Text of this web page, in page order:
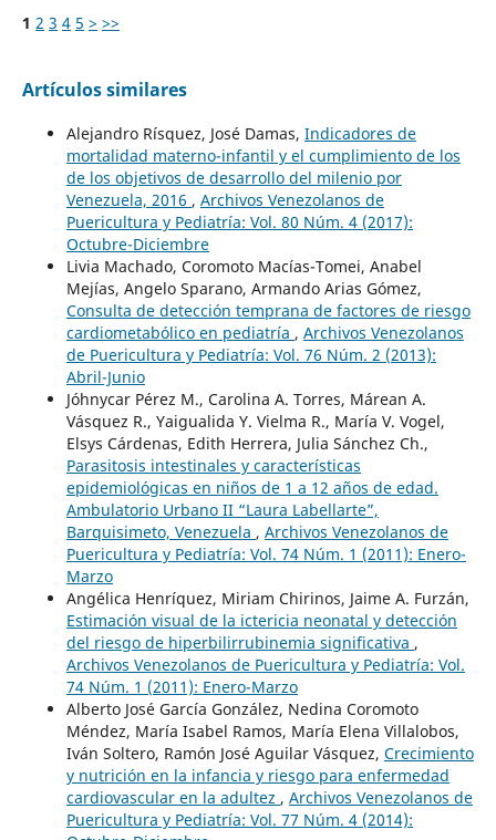
1 2 3 4 5 > >>
Artículos similares
Alejandro Rísquez, José Damas, Indicadores de
mortalidad materno-infantil y el cumplimiento de los
de los objetivos de desarrollo del milenio por
Venezuela, 2016 , Archivos Venezolanos de
Puericultura y Pediatría: Vol. 80 Núm. 4 (2017):
Octubre-Diciembre
Livia Machado, Coromoto Macías-Tomei, Anabel
Mejías, Angelo Sparano, Armando Arias Gómez,
Consulta de detección temprana de factores de riesgo
cardiometabólico en pediatría , Archivos Venezolanos
de Puericultura y Pediatría: Vol. 76 Núm. 2 (2013):
Abril-Junio
Jóhnycar Pérez M., Carolina A. Torres, Márean A.
Vásquez R., Yaigualida Y. Vielma R., María V. Vogel,
Elsys Cárdenas, Edith Herrera, Julia Sánchez Ch.,
Parasitosis intestinales y características
epidemiológicas en niños de 1 a 12 años de edad.
Ambulatorio Urbano II “Laura Labellarte”,
Barquisimeto, Venezuela , Archivos Venezolanos de
Puericultura y Pediatría: Vol. 74 Núm. 1 (2011): Enero-
Marzo
Angélica Henríquez, Miriam Chirinos, Jaime A. Furzán,
Estimación visual de la ictericia neonatal y detección
del riesgo de hiperbilirrubinemia significativa ,
Archivos Venezolanos de Puericultura y Pediatría: Vol.
74 Núm. 1 (2011): Enero-Marzo
Alberto José García González, Nedina Coromoto
Méndez, María Isabel Ramos, María Elena Villalobos,
Iván Soltero, Ramón José Aguilar Vásquez, Crecimiento
y nutrición en la infancia y riesgo para enfermedad
cardiovascular en la adultez , Archivos Venezolanos de
Puericultura y Pediatría: Vol. 77 Núm. 4 (2014):